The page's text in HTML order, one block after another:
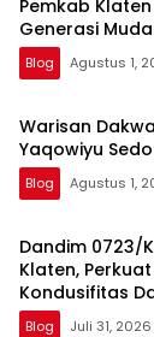
Pemkab
Generasi
Blog Agustus 1,
Warisan
Yaqowiyu
Blog Agustus 1,
Dandim 0723/
Klaten,
Kondusifitas
Blog Juli 31, 2026